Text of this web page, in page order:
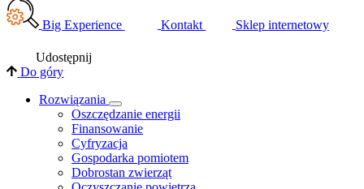
Big Experience Kontakt Sklep internetowy
Udostępnij
Do góry
Rozwiązania
​Oszczędzanie energii
Finansowanie
Cyfryzacja
Gospodarka pomiotem
Dobrostan zwierząt